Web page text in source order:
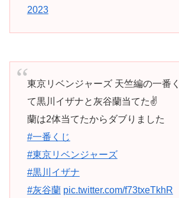
2023
東京リベンジャーズ 天竺編の一番
て黒川イザナと灰谷蘭当てた✌️
蘭は2体当てたからダブりました
#一番くじ
#東京リベンジャーズ
#黒川イザナ
#灰谷蘭 pic.twitter.com/f73txeTkhR